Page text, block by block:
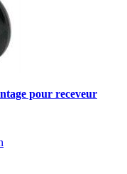
pour receveur